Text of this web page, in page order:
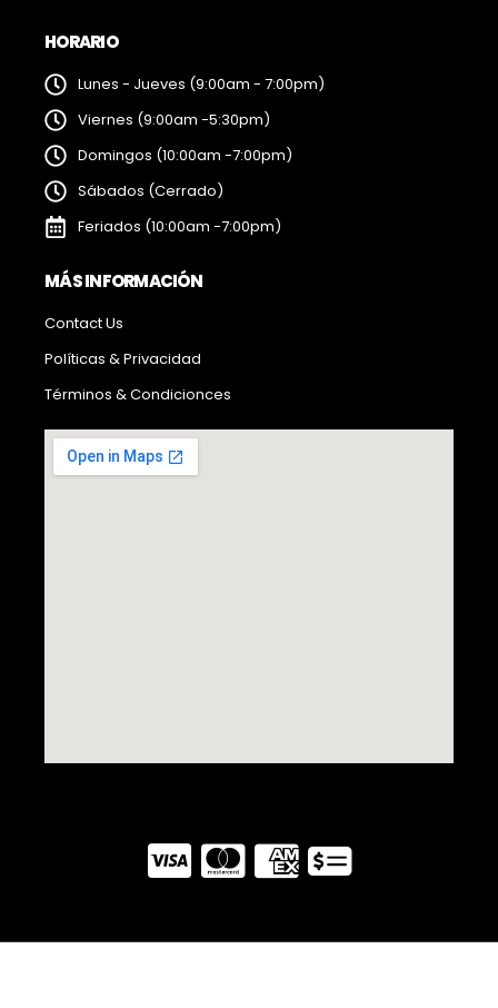
HORARIO
Lunes - Jueves (9:00am - 7:00pm)
Viernes (9:00am -5:30pm)
Domingos (10:00am -7:00pm)
Sábados (Cerrado)
Feriados (10:00am -7:00pm)
MÁS INFORMACIÓN
Contact Us
Políticas & Privacidad
Términos & Condicionces